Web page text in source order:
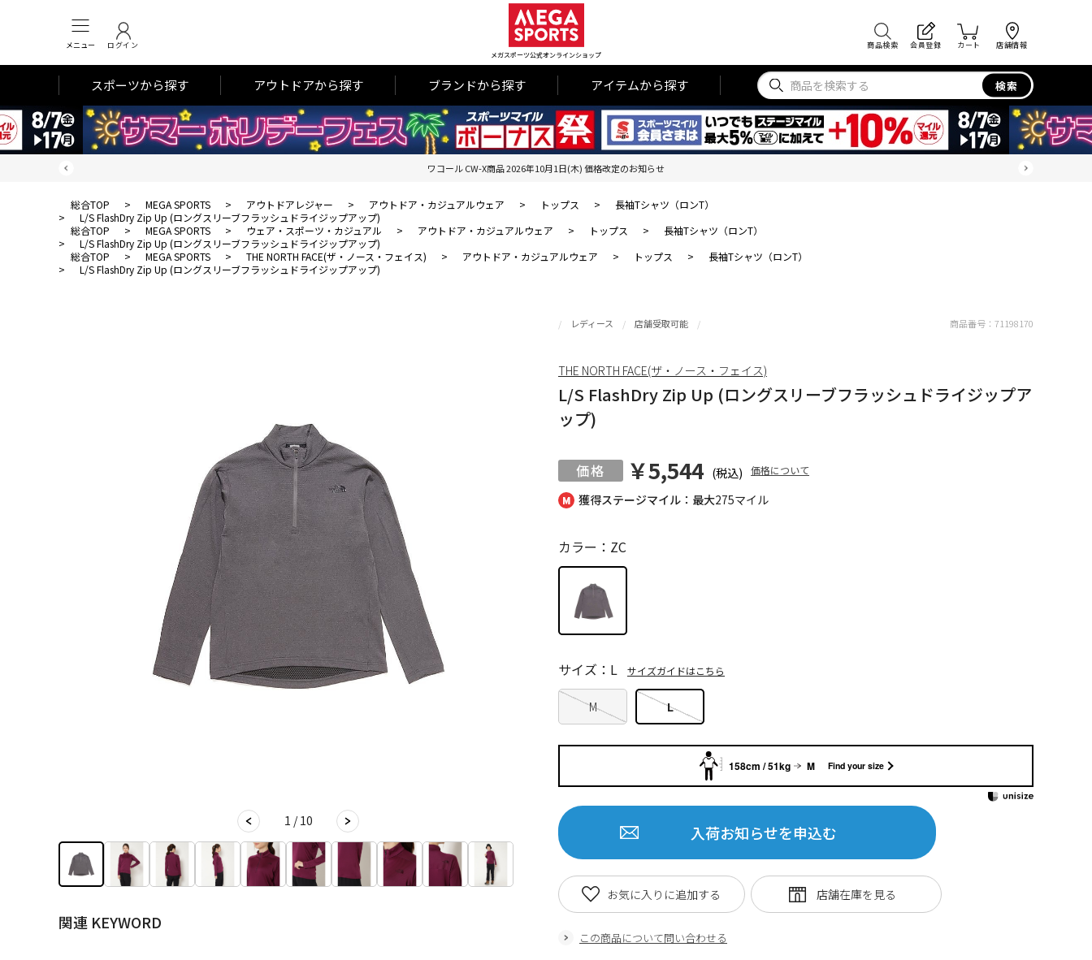
メニュー ログイン
メガスポーツ公式オンラインショップ
商品検索 会員登録 カート 店舗情報
スポーツから探す アウトドアから探す ブランドから探す アイテムから探す 検索
ワコール CW-X商品 2026年10月1日(木) 価格改定のお知らせ
総合TOP > MEGA SPORTS > アウトドアレジャー > アウトドア・カジュアルウェア > トップス >
長袖Tシャツ（ロンT）
>
L/S FlashDry Zip Up (ロングスリーブフラッシュドライジップアップ)
総合TOP
> MEGA SPORTS > ウェア・スポーツ・カジュアル > アウトドア・カジュアルウェア > トップス >
長袖Tシャツ（ロンT）
>
L/S FlashDry Zip Up (ロングスリーブフラッシュドライジップアップ)
総合TOP
> MEGA SPORTS > THE NORTH FACE(ザ・ノース・フェイス) > アウトドア・カジュアルウェア > トップス >
長袖Tシャツ（ロンT）
>
L/S FlashDry Zip Up (ロングスリーブフラッシュドライジップアップ)
1 / 10
関連 KEYWORD
獲得ステージマイル：最大275マイル
レディース 店舗受取可能
L/S FlashDry Zip Up (ロングスリーブフラッシュドライジップア
ップ)
￥5,544 (税込) 価格について
カラー：ZC
M L
サイズ：L サイズガイドはこちら
入荷お知らせを申込む
この商品について問い合わせる
お気に入りに追加する
商品番号： 71198170
THE NORTH FACE(ザ・ノース・フェイス)
158cm / 51kg M Find your size